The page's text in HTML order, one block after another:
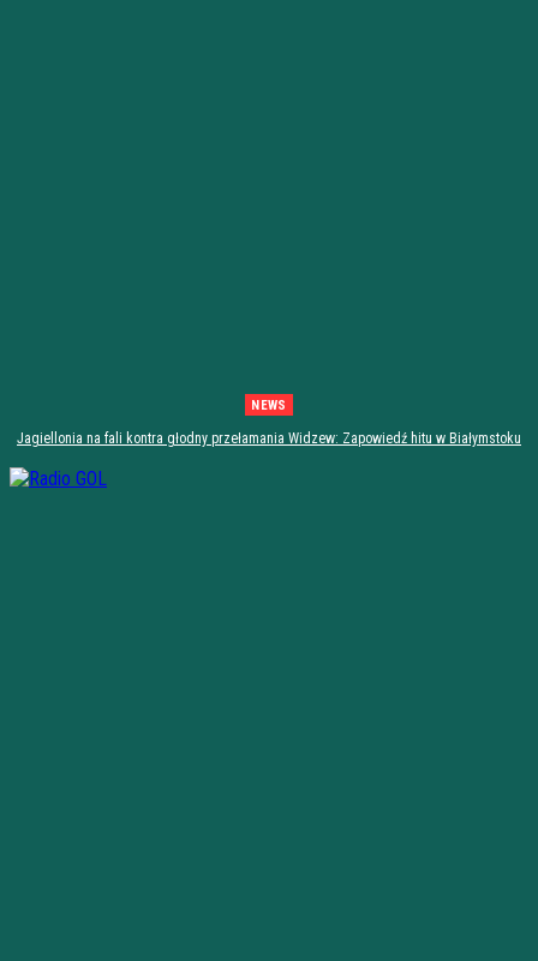
NEWS
Jagiellonia na fali kontra głodny przełamania Widzew: Zapowiedź hitu w Białymstoku